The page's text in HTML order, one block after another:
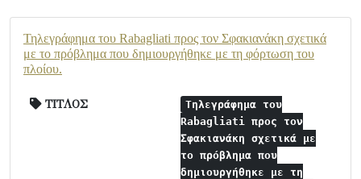
Τηλεγράφημα του Rabagliati προς τον Σφακιανάκη σχετικά
με το πρόβλημα που δημιουργήθηκε με τη φόρτωση του
πλοίου.
ΤΙΤΛΟΣ
Τηλεγράφημα του
Rabagliati προς τον
Σφακιανάκη σχετικά με
το πρόβλημα που
δημιουργήθηκε με τη